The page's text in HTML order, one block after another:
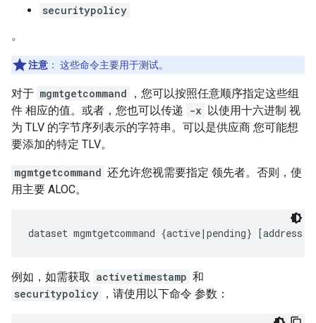
securitypolicy
。
注意 ： 这些命令主要用于测试。
对于 mgmtgetcommand
，您可以按照任意顺序指定这些组
件 相应的值。或者，您也可以传递 -x 以使用十六进制 视
为 TLV 的字节序列表示的字符串。可以是供应商 您可能想
要添加的特定 TLV。
mgmtgetcommand 还允许您视需要指定 领先者。否则，使
用主要 ALOC。
dataset mgmtgetcommand {active|pending} [address
例如，如需获取 activetimestamp 和
securitypolicy ，请使用以下命令 参数：